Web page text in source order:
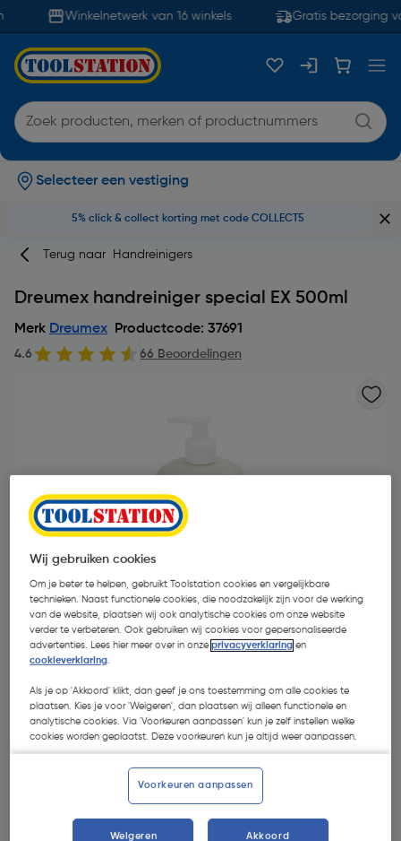
Winkelnetwerk van 16 winkels Gratis bezorging
Selecteer een vestiging
5% click & collect korting met code COLLECT5
Terug naar Handreinigers
Dreumex handreiniger special EX 500ml
Merk Dreumex Productcode: 37691
4.6 66 Beoordelingen
€ 9,96
€ 7,10| Excl. btw € 5,87 € 14,20/L
Kies productvariant(2)
Wij gebruiken cookies
Om je beter te helpen, gebruikt Toolstation cookies en vergelijkbare
technieken. Naast functionele cookies, die noodzakelijk zijn voor de werking
van de website, plaatsen wij ook analytische cookies om onze website
verder te verbeteren. Ook gebruiken wij cookies voor gepersonaliseerde
advertenties. Lees hier meer over in onzeprivacyverklaring en
cookieverklaring.
Als je op 'Akkoord' klikt, dan geef je ons toestemming om alle cookies te
plaatsen. Kies je voor 'Weigeren', dan plaatsen wij alleen functionele en
analytische cookies. Via 'Voorkeuren aanpassen' kun je zelf instellen welke
cookies worden geplaatst. Deze voorkeuren kun je altijd weer aanpassen.
Voorkeuren aanpassen
Weigeren Akkoord